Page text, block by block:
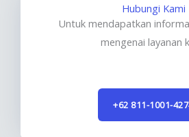
Hubungi Kami
Untuk mendapatkan
mengenai layanan
+62 811-1001-